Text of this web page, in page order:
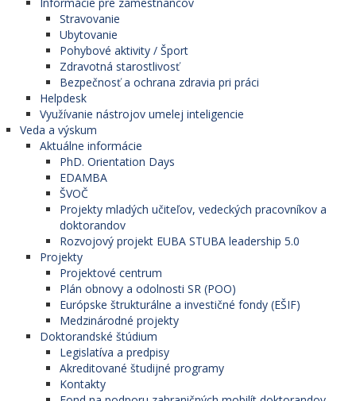
Stravovanie
Ubytovanie
Pohybové aktivity / Šport
Zdravotná starostlivosť
Bezpečnosť a ochrana zdravia pri práci
Helpdesk
Využívanie nástrojov umelej inteligencie
Veda a výskum
Aktuálne informácie
PhD. Orientation Days
EDAMBA
ŠVOČ
Projekty mladých učiteľov, vedeckých pracovníkov a
doktorandov
Rozvojový projekt EUBA STUBA leadership 5.0
Projekty
Projektové centrum
Plán obnovy a odolnosti SR (POO)
Európske štrukturálne a investičné fondy (EŠIF)
Medzinárodné projekty
Doktorandské štúdium
Legislatíva a predpisy
Akreditované študijné programy
Kontakty